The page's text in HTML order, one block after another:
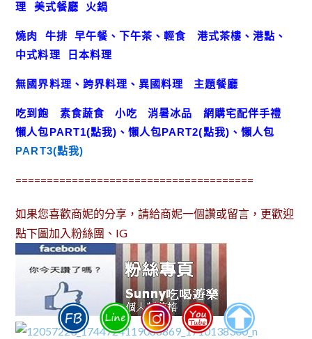
理
美式餐廳 火鍋
燒肉 牛排 早午餐、下午茶、輕食
港式茶樓、港點、
中式料理
日本料理
無國界料理、跨界料理、異國料理 主題餐廳
吃到飽 素食蔬食 小吃 消暑冰品
網購宅配伴手禮
懶人包PART1(點我) 、懶人包PART2(點我) 、 懶人包
PART3(點我)
======================================
如果您喜歡商妮的分享，請給商妮一個讚或留言，更歡迎
點下圖加入粉絲團、IG